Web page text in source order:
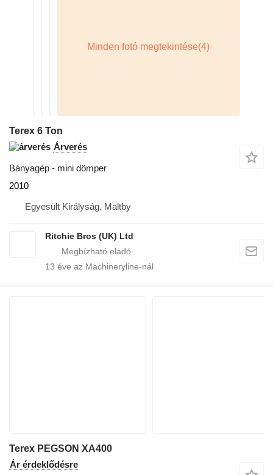
Terex 6 Ton
Árverés
Bányagép - mini dömper
2010
Egyesült Királyság, Maltby
Ritchie Bros (UK) Ltd
13 éve az Machineryline-nál
Terex PEGSON XA400
Ár érdeklődésre